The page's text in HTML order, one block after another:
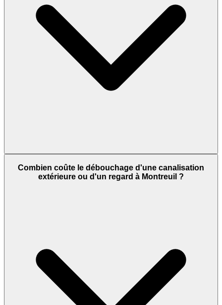
Combien coûte le débouchage d'une canalisation
extérieure ou d'un regard à Montreuil ?